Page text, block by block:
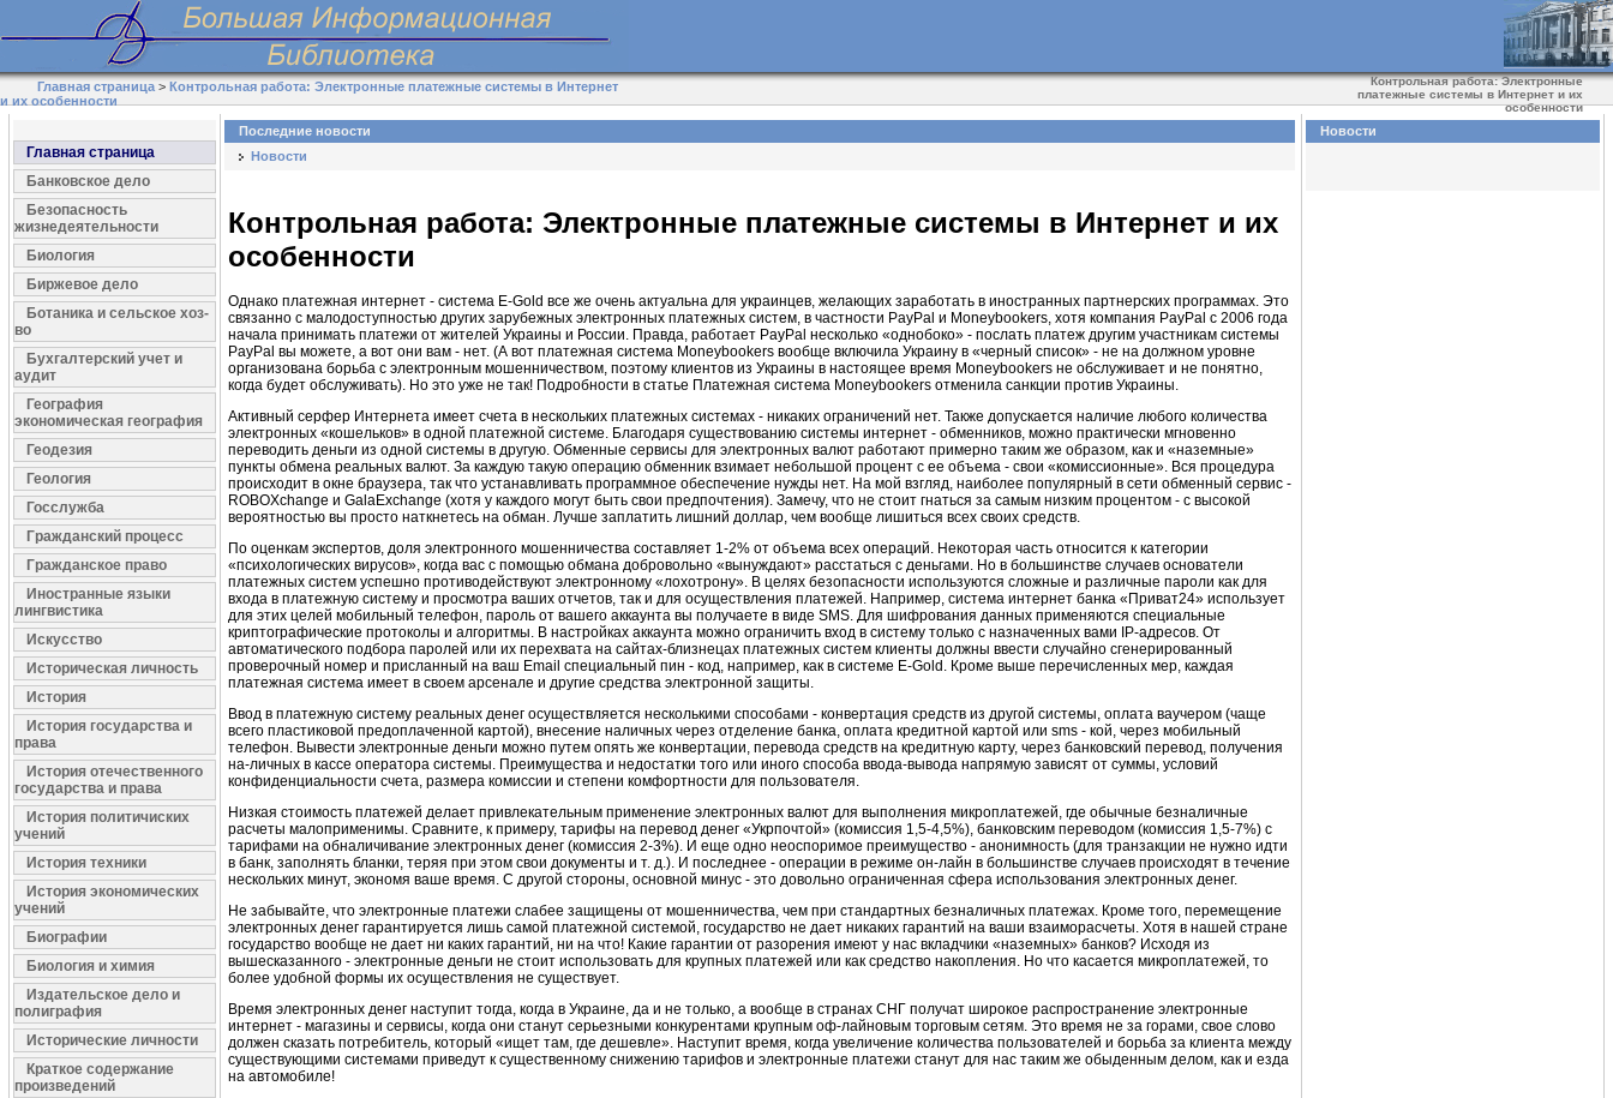
Главная страница >Контрольная работа: Электронные платежные системы в Интернет
и их особенности
Контрольная работа: Электронные
платежные системы в Интернет и их
особенности
Главная страница
Банковское дело
Безопасность
жизнедеятельности
Биология
Биржевое дело
Ботаника и сельское хоз-
во
Бухгалтерский учет и
аудит
География
экономическая география
Геодезия
Геология
Госслужба
Гражданский процесс
Гражданское право
Иностранные языки
лингвистика
Искусство
Историческая личность
История
История государства и
права
История отечественного
государства и права
История политичиских
учений
История техники
История экономических
учений
Биографии
Биология и химия
Издательское дело и
полиграфия
Исторические личности
Краткое содержание
произведений
Последние новости
Новости
Контрольная работа: Электронные платежные системы в Интернет и их
особенности
Однако платежная интернет - система E-Gold все же очень актуальна для украинцев, желающих заработать в иностранных партнерских программах. Это
связанно с малодоступностью других зарубежных электронных платежных систем, в частности PayPal и Moneybookers, хотя компания PayPal с 2006 года
начала принимать платежи от жителей Украины и России. Правда, работает PayPal несколько «однобоко» - послать платеж другим участникам системы
PayPal вы можете, а вот они вам - нет. (А вот платежная система Moneybookers вообще включила Украину в «черный список» - не на должном уровне
организована борьба с электронным мошенничеством, поэтому клиентов из Украины в настоящее время Moneybookers не обслуживает и не понятно,
когда будет обслуживать). Но это уже не так! Подробности в статье Платежная система Moneybookers отменила санкции против Украины.
Активный серфер Интернета имеет счета в нескольких платежных системах - никаких ограничений нет. Также допускается наличие любого количества
электронных «кошельков» в одной платежной системе. Благодаря существованию системы интернет - обменников, можно практически мгновенно
переводить деньги из одной системы в другую. Обменные сервисы для электронных валют работают примерно таким же образом, как и «наземные»
пункты обмена реальных валют. За каждую такую операцию обменник взимает небольшой процент с ее объема - свои «комиссионные». Вся процедура
происходит в окне браузера, так что устанавливать программное обеспечение нужды нет. На мой взгляд, наиболее популярный в сети обменный сервис -
ROBOXchange и GalaExchange (хотя у каждого могут быть свои предпочтения). Замечу, что не стоит гнаться за самым низким процентом - с высокой
вероятностью вы просто наткнетесь на обман. Лучше заплатить лишний доллар, чем вообще лишиться всех своих средств.
По оценкам экспертов, доля электронного мошенничества составляет 1-2% от объема всех операций. Некоторая часть относится к категории
«психологических вирусов», когда вас с помощью обмана добровольно «вынуждают» расстаться с деньгами. Но в большинстве случаев основатели
платежных систем успешно противодействуют электронному «лохотрону». В целях безопасности используются сложные и различные пароли как для
входа в платежную систему и просмотра ваших отчетов, так и для осуществления платежей. Например, система интернет банка «Приват24» использует
для этих целей мобильный телефон, пароль от вашего аккаунта вы получаете в виде SMS. Для шифрования данных применяются специальные
криптографические протоколы и алгоритмы. В настройках аккаунта можно ограничить вход в систему только с назначенных вами IP-адресов. От
автоматического подбора паролей или их перехвата на сайтах-близнецах платежных систем клиенты должны ввести случайно сгенерированный
проверочный номер и присланный на ваш Email специальный пин - код, например, как в системе E-Gold. Кроме выше перечисленных мер, каждая
платежная система имеет в своем арсенале и другие средства электронной защиты.
Ввод в платежную систему реальных денег осуществляется несколькими способами - конвертация средств из другой системы, оплата ваучером (чаще
всего пластиковой предоплаченной картой), внесение наличных через отделение банка, оплата кредитной картой или sms - кой, через мобильный
телефон. Вывести электронные деньги можно путем опять же конвертации, перевода средств на кредитную карту, через банковский перевод, получения
на-личных в кассе оператора системы. Преимущества и недостатки того или иного способа ввода-вывода напрямую зависят от суммы, условий
конфиденциальности счета, размера комиссии и степени комфортности для пользователя.
Низкая стоимость платежей делает привлекательным применение электронных валют для выполнения микроплатежей, где обычные безналичные
расчеты малоприменимы. Сравните, к примеру, тарифы на перевод денег «Укрпочтой» (комиссия 1,5-4,5%), банковским переводом (комиссия 1,5-7%) с
тарифами на обналичивание электронных денег (комиссия 2-3%). И еще одно неоспоримое преимущество - анонимность (для транзакции не нужно идти
в банк, заполнять бланки, теряя при этом свои документы и т. д.). И последнее - операции в режиме он-лайн в большинстве случаев происходят в течение
нескольких минут, экономя ваше время. С другой стороны, основной минус - это довольно ограниченная сфера использования электронных денег.
Не забывайте, что электронные платежи слабее защищены от мошенничества, чем при стандартных безналичных платежах. Кроме того, перемещение
электронных денег гарантируется лишь самой платежной системой, государство не дает никаких гарантий на ваши взаиморасчеты. Хотя в нашей стране
государство вообще не дает ни каких гарантий, ни на что! Какие гарантии от разорения имеют у нас вкладчики «наземных» банков? Исходя из
вышесказанного - электронные деньги не стоит использовать для крупных платежей или как средство накопления. Но что касается микроплатежей, то
более удобной формы их осуществления не существует.
Время электронных денег наступит тогда, когда в Украине, да и не только, а вообще в странах СНГ получат широкое распространение электронные
интернет - магазины и сервисы, когда они станут серьезными конкурентами крупным оф-лайновым торговым сетям. Это время не за горами, свое слово
должен сказать потребитель, который «ищет там, где дешевле». Наступит время, когда увеличение количества пользователей и борьба за клиента между
существующими системами приведут к существенному снижению тарифов и электронные платежи станут для нас таким же обыденным делом, как и езда
на автомобиле!
Новости